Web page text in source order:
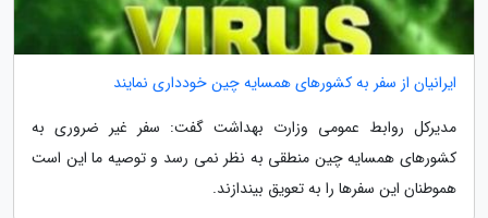
ایرانیان از سفر به کشورهای همسایه چین خودداری نمایند
مدیرکل روابط عمومی وزارت بهداشت گفت: سفر غیر ضروری به
کشورهای همسایه چین منطقی به نظر نمی رسد و توصیه ما این است
هموطنان این سفرها را به تعویق بیندازند.